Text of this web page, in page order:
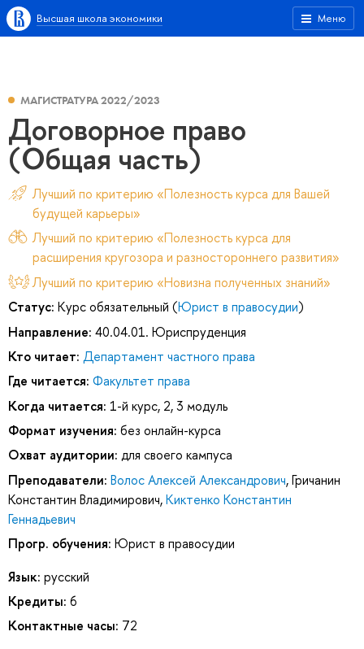
Меню
Высшая школа экономики
МАГИСТРАТУРА 2022/2023
Договорное право
(Общая часть)
Лучший по критерию «Полезность курса для Вашей
будущей карьеры»
Лучший по критерию «Полезность курса для
расширения кругозора и разностороннего развития»
Лучший по критерию «Новизна полученных знаний»
Статус: Курс обязательный (Юрист в правосудии)
Направление: 40.04.01. Юриспруденция
Кто читает: Департамент частного права
Где читается: Факультет права
Когда читается: 1-й курс, 2, 3 модуль
Формат изучения: без онлайн-курса
Охват аудитории: для своего кампуса
Преподаватели: Волос Алексей Александрович,Гричанин
Константин Владимирович,Киктенко Константин
Геннадьевич
Прогр. обучения: Юрист в правосудии
Язык: русский
Кредиты: 6
Контактные часы: 72